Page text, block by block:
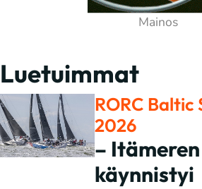
Luetuimmat
RORC Baltic
2026
–
käynnistyi